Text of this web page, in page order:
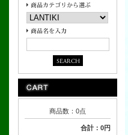
商品数：0点
合計：0円